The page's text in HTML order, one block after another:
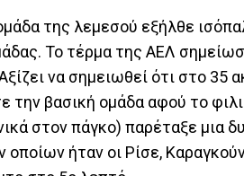
της λεμεσού εξήλθε
Το τέρμα της ΑΕΛ
να σημειωθεί ότι στο 35
την βασική ομάδα αφού το
στον πάγκο) παρέταξε μια
ήταν οι Ρίσε,